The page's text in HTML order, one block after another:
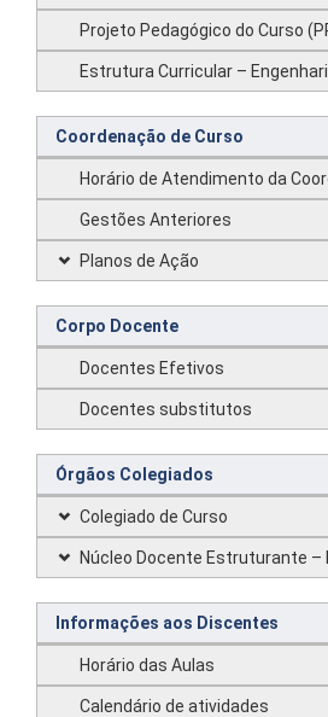
Projeto Pedagógico do Curso
Estrutura Curricular –
Coordenação de Curso
Horário de Atendimento da
Gestões Anteriores
Planos de Ação
Corpo Docente
Docentes Efetivos
Docentes substitutos
Órgãos Colegiados
Colegiado de Curso
Núcleo Docente Estruturante –
Informações aos Discentes
Horário das Aulas
Calendário de atividades